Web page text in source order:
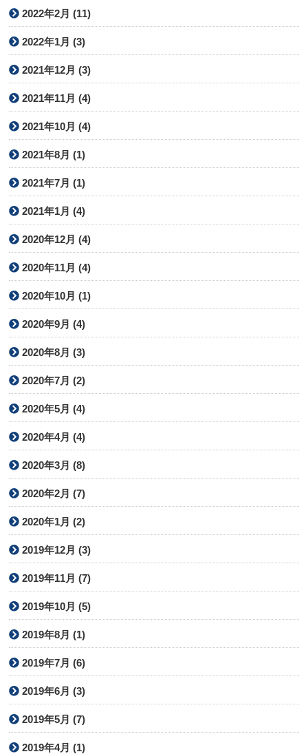
2022年2月 (11)
2022年1月 (3)
2021年12月 (3)
2021年11月 (4)
2021年10月 (4)
2021年8月 (1)
2021年7月 (1)
2021年1月 (4)
2020年12月 (4)
2020年11月 (4)
2020年10月 (1)
2020年9月 (4)
2020年8月 (3)
2020年7月 (2)
2020年5月 (4)
2020年4月 (4)
2020年3月 (8)
2020年2月 (7)
2020年1月 (2)
2019年12月 (3)
2019年11月 (7)
2019年10月 (5)
2019年8月 (1)
2019年7月 (6)
2019年6月 (3)
2019年5月 (7)
2019年4月 (1)